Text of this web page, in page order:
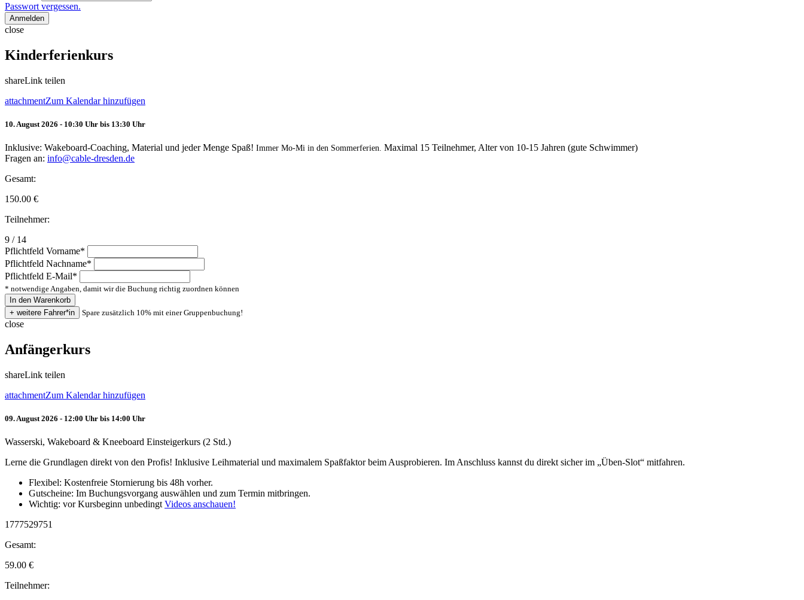
Passwort vergessen.
Anmelden
close
Kinderferienkurs
shareLink teilen
attachmentZum Kalendar hinzufügen
10. August 2026 - 10:30 Uhr bis 13:30 Uhr
Inklusive: Wakeboard-Coaching, Material und jeder Menge Spaß! Immer Mo-Mi in den Sommerferien. Maximal 15 Teilnehmer, Alter von 10-15 Jahren (gute Schwimmer)
Fragen an: info@cable-dresden.de
Gesamt:
150.00 €
Teilnehmer:
9 / 14
Pflichtfeld Vorname*
Pflichtfeld Nachname*
Pflichtfeld E-Mail*
* notwendige Angaben, damit wir die Buchung richtig zuordnen können
Spare zusätzlich 10% mit einer Gruppenbuchung!
close
Anfängerkurs
shareLink teilen
attachmentZum Kalendar hinzufügen
09. August 2026 - 12:00 Uhr bis 14:00 Uhr
Wasserski, Wakeboard & Kneeboard Einsteigerkurs (2 Std.)
Lerne die Grundlagen direkt von den Profis! Inklusive Leihmaterial und maximalem Spaßfaktor beim Ausprobieren. Im Anschluss kannst du direkt sicher im „Üben-Slot“ mitfahren.
Flexibel: Kostenfreie Stornierung bis 48h vorher.
Gutscheine: Im Buchungsvorgang auswählen und zum Termin mitbringen.
Wichtig: vor Kursbeginn unbedingt Videos anschauen!
1777529751
Gesamt:
59.00 €
Teilnehmer: